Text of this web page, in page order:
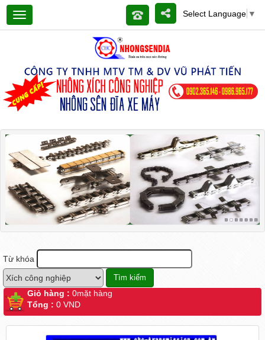
Select Language ▼
Từ khóa
Giỏ hàng : 0mặt hàng
Tổng : 0 VND